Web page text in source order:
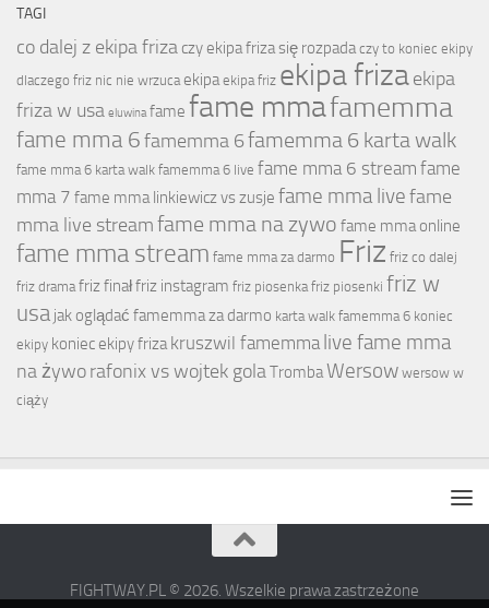
TAGI
co dalej z ekipa friza czy ekipa friza się rozpada czy to koniec ekipy
dlaczego friz nic nie wrzuca ekipa ekipa friz ekipa frizaekipa
friza w usa eluwina fame fame mmafamemma
fame mma 6famemma 6famemma 6 karta walk
fame mma 6 karta walk famemma 6 live fame mma 6 stream fame
mma 7 fame mma linkiewicz vs zusje fame mma livefame
mma live streamfame mma na zywo fame mma online
fame mma stream fame mma za darmo Friz friz co dalej
friz drama friz finałfriz instagram friz piosenka friz piosenki friz w
usa jak oglądać famemma za darmo karta walk famemma 6 koniec
ekipy koniec ekipy friza kruszwil famemma live fame mma
na żyworafonix vs wojtek golaTrombaWersow wersow w
ciąży
FIGHTWAY.PL © 2026. Wszelkie prawa zastrzeżone